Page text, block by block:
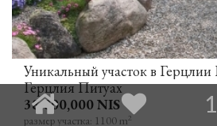
Герцлия Питуах
38,000,000 NIS
размер участка: 1100 m2 1